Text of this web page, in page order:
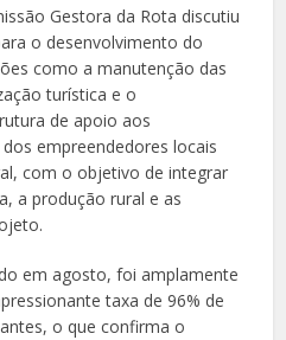
Gestora da Rota discutiu
o desenvolvimento do
como a manutenção das
turística e o
de apoio aos
empreendedores locais
com o objetivo de integrar
a produção rural e as
em agosto, foi amplamente
taxa de 96% de
o que confirma o